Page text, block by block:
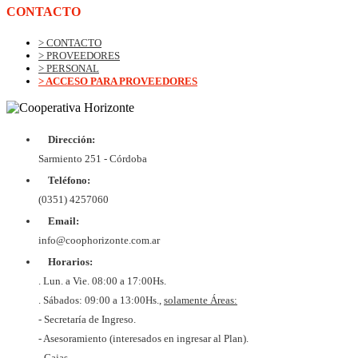
CONTACTO
> CONTACTO
> PROVEEDORES
> PERSONAL
> ACCESO PARA PROVEEDORES
Dirección:
Sarmiento 251 - Córdoba
Teléfono:
(0351) 4257060
Email:
info@coophorizonte.com.ar
Horarios:
. Lun. a Vie. 08:00 a 17:00Hs.
. Sábados: 09:00 a 13:00Hs., solamente Áreas:
- Secretaría de Ingreso.
- Asesoramiento (interesados en ingresar al Plan).